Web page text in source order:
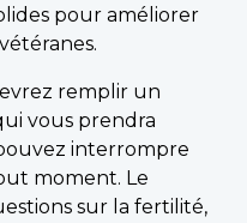
pour améliorer
remplir un
vous prendra
interrompre
moment. Le
sur la fertilité,